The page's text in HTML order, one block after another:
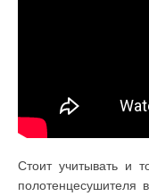
Стоит учитывать и
полотенцесушителя